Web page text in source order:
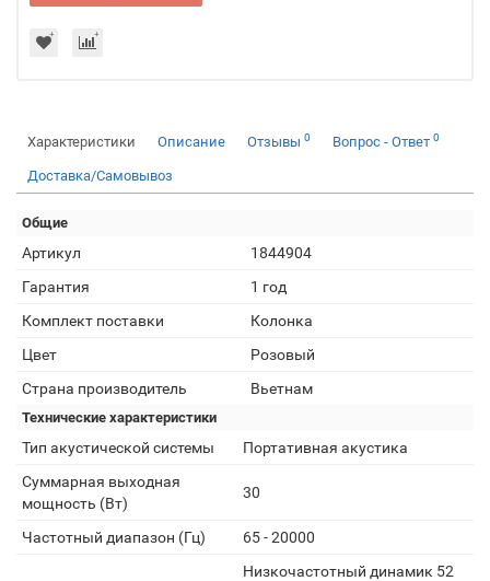
Характеристики Описание Отзывы 0 Вопрос - Ответ 0
Доставка/Самовывоз
Общие
Артикул
1844904
Гарантия
1 год
Комплект поставки
Колонка
Цвет
Розовый
Страна производитель
Вьетнам
Технические характеристики
Тип акустической системы
Портативная акустика
Суммарная выходная
мощность (Вт)
30
Частотный диапазон (Гц) 65 - 20000
Низкочастотный динамик 52